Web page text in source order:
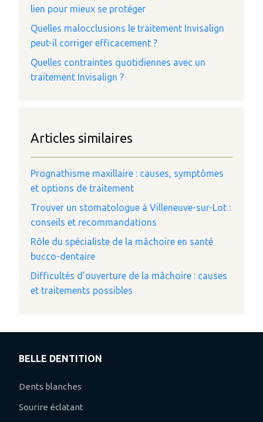
lien pour mieux se protéger
Quelles malocclusions le traitement Invisalign
peut-il corriger efficacement ?
Quelles contraintes quotidiennes avec un
traitement Invisalign ?
Articles similaires
Prognathisme maxillaire : causes, symptômes
et options de traitement
Trouver un stomatologue à Villeneuve-sur-Lot :
conseils et recommandations
Rôle du spécialiste de la mâchoire en santé
bucco-dentaire
Difficultés d’ouverture de la mâchoire : causes
et traitements possibles
BELLE DENTITION
Dents blanches
Sourire éclatant